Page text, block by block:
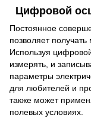
Цифровой
Постоянное
позволяет
Используя
измерять, и
параметры
для любителей и
также может
полевых условиях.